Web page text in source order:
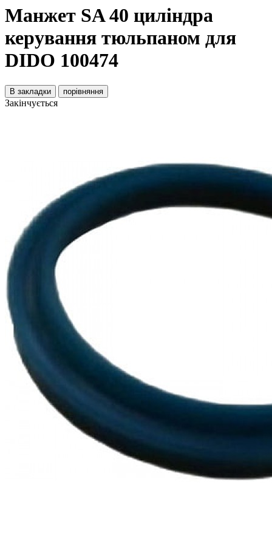
Манжет SA 40 циліндра
керування тюльпаном для
DIDO 100474
В закладки порівняння
Закінчується